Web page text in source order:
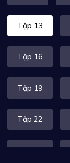
Tập 13
Tập 16
Tập 19
Tập 22
Tập 25